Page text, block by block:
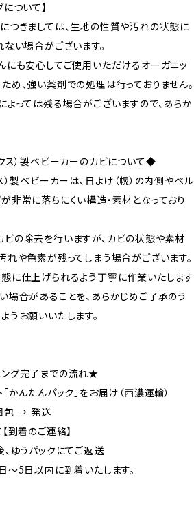
ついて】
つきましては、生地の性質や汚れの状態に
ない場合がございます。
にも安心してご使用いただけるオーガニッ
め、強い薬剤での処理は行っておりません。
よっては残る場合がございますので、あらか
）製ベビーカーのカビについて◆
製ベビーカーは、日よけ（幌）の内側やベル
非常に落ちにくい構造・素材となっており
の除去を行いますが、カビの状態や素材
れや色素が残ってしまう場合がございます。
に仕上げられるよう丁寧に作業いたします
場合があることを、あらかじめご了承のう
うお願いいたします。
グ完了までの流れ★
んたんパック」をお届け（西濃運輸）
包 → 発送
到着のご連絡】
ゆうパックにてご返送
5日以内に到着いたします。